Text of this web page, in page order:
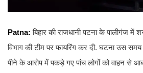
Patna: बिहार की राजधानी पटना के पालीगंज में
विभाग की टीम पर फायरिंग कर दी. घटना उस
पीने के आरोप में पकड़े गए पांच लोगों को वाहन से